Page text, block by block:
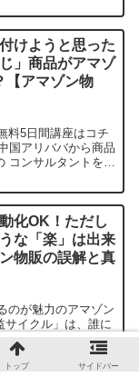
けようと思った
」商品がアマゾ
【アマゾン物
料5日間講座はコチ
国アリババから商品
コンサルタントを務
化OK！ただし
な「楽」は出来
物販の誤解と真
のが魅力のアマゾン
サイクル」は、誰に
始し、どんどん売
した......
トップ サイドバー